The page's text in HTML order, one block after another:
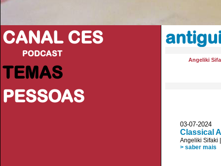
CANAL CES
PODCAST
TEMAS
PESSOAS
Angeliki
03-07-
Classical
Angeliki Sifaki
> saber mais